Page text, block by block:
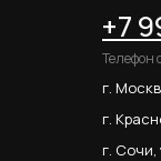
+7
Телефон
г.
г.
г.